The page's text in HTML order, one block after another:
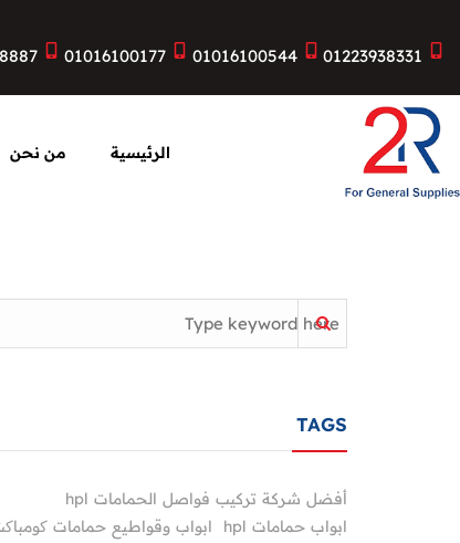
01223938331
01016100544
01016100177
الرئيسية من نحن
TAGS
أفضل شركة تركيب فواصل الحمامات hpl
ابواب حمامات hpl
ابواب وقواطيع حمامات